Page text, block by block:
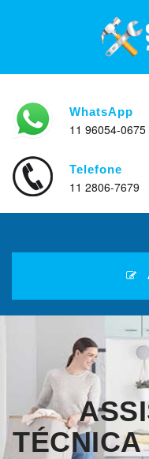
WhatsApp
11 96054-0675
Telefone
11 2806-7679